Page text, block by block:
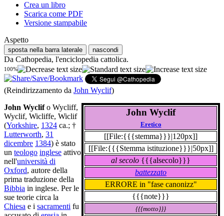
Crea un libro
Scarica come PDF
Versione stampabile
Aspetto
sposta nella barra laterale nascondi
Da Cathopedia, l'enciclopedia cattolica.
100%
(Reindirizzamento da John Wyclif)
John Wyclif
Eretico
[[File:{{{stemma}}}|120px]]
[[File:{{{Stemma istituzione}}}|50px]]
al secolo {{{alsecolo}}}
battezzato
ERRORE in "fase canonizz"
{{{note}}}
{{{motto}}}
John Wyclifo Wycliff,
Wyclif, Wicliffe, Wiclif
(Yorkshire, 1324 ca.; †
Lutterworth, 31
dicembre 1384) è stato
un teologo inglese attivo
nell'università di
Oxford, autore della
prima traduzione della
Bibbia in inglese. Per le
sue teorie circa la
Chiesa e i sacramenti fu